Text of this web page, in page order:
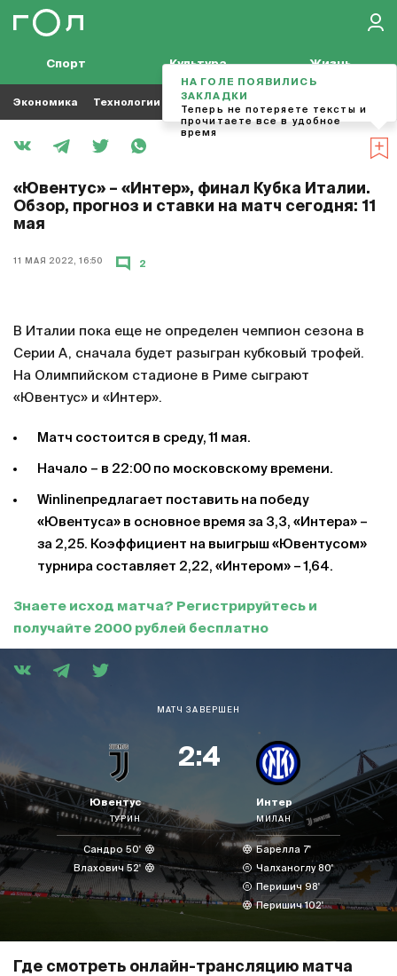
Спорт Культура Жизнь
Экономика Технологии Кино Футбол
«Ювентус» – «Интер», финал Кубка Италии.
Обзор, прогноз и ставки на матч сегодня: 11
мая
11 МАЯ 2022, 16:50 2
В Италии пока еще не определен чемпион сезона в
Серии А, сначала будет разыгран кубковый трофей.
На Олимпийском стадионе в Риме сыграют
«Ювентус» и «Интер».
Матч состоится в среду, 11 мая.
Начало – в 22:00 по московскому времени.
Winlineпредлагает поставить на победу
«Ювентуса» в основное время за 3,3, «Интера» –
за 2,25. Коэффициент на выигрыш «Ювентусом»
турнира составляет 2,22, «Интером» – 1,64.
Знаете исход матча? Регистрируйтесь и
получайте 2000 рублей бесплатно
МАТЧ ЗАВЕРШЕН
Ювентус
ТУРИН
Сандро 50'
Влахович 52'
2:4
Интер
МИЛАН
Барелла 7'
Чалханоглу 80'
Перишич 98'
Перишич 102'
Где смотреть онлайн-трансляцию матча
НА ГОЛЕ ПОЯВИЛИСЬ
ЗАКЛАДКИ
Теперь не потеряете тексты и
прочитаете все в удобное
время